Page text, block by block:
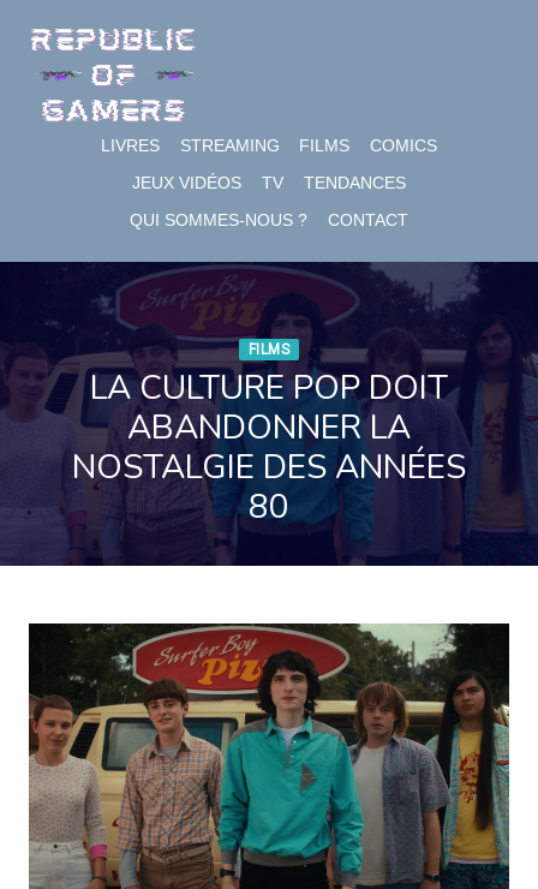
content
LIVRES STREAMING FILMS
COMICS
JEUX VIDÉOS
TV
TENDANCES
QUI SOMMES-NOUS ?
CONTACT
FILMS
LA CULTURE POP DOIT
ABANDONNER LA
NOSTALGIE DES ANNÉES
80